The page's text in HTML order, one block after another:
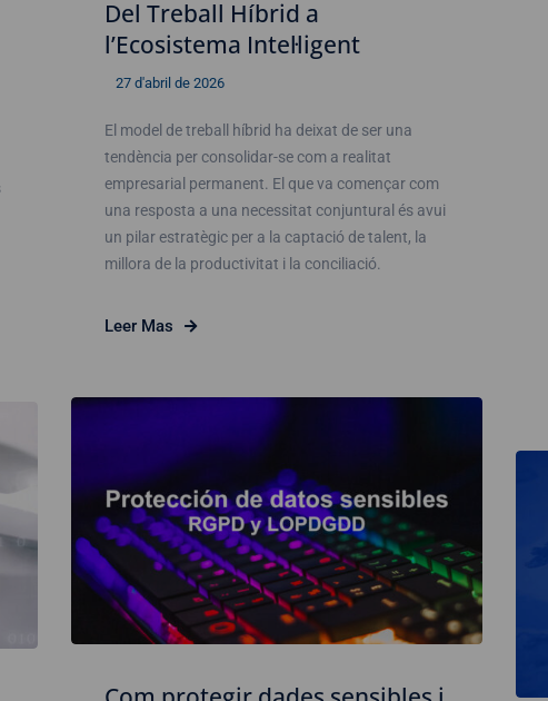
Del Treball Híbrid a
l’Ecosistema Intel·ligent
27 d'abril de 2026
El model de treball híbrid ha deixat de ser una
tendència per consolidar-se com a realitat
empresarial permanent. El que va començar com
una resposta a una necessitat conjuntural és avui
un pilar estratègic per a la captació de talent, la
millora de la productivitat i la conciliació.
Leer Mas